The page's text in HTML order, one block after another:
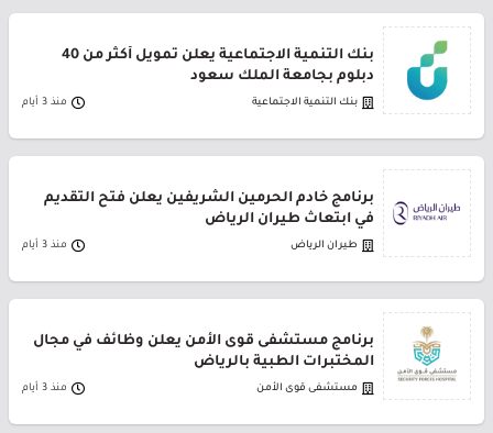
بنك التنمية الاجتماعية يعلن تمويل أكثر من 40
دبلوم بجامعة الملك سعود
بنك التنمية الاجتماعية منذ 3 أيام
برنامج خادم الحرمين الشريفين يعلن فتح التقديم
في ابتعاث طيران الرياض
طيران الرياض منذ 3 أيام
برنامج مستشفى قوى الأمن يعلن وظائف في مجال
المختبرات الطبية بالرياض
مستشفى قوى الأمن منذ 3 أيام